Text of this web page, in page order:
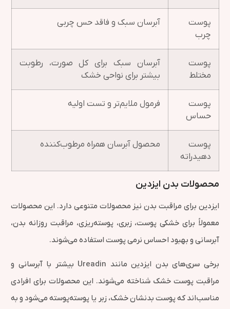
پوست
چرب
آبرسان سبک و فاقد حس چربی
پوست
مختلط
آبرسان سبک برای کل صورت، رطوبت
بیشتر برای نواحی خشک
پوست
حساس
فرمول ملایم‌تر و تست اولیه
پوست
دهیدراته
محصول آبرسان همراه مرطوب‌کننده
محصولات بدن ایزدین
ایزدین برای مراقبت بدن نیز محصولات متنوعی دارد. این محصولات
معمولاً برای خشکی پوست، زبری، پوسته‌ریزی، مراقبت روزانه بدن،
آبرسانی و بهبود احساس نرمی پوست استفاده می‌شوند.
برخی سری‌های بدن ایزدین مانند Ureadin بیشتر با آبرسانی و
مراقبت پوست خشک شناخته می‌شوند. این محصولات برای افرادی
مناسب‌اند که پوست بدنشان خشک، زبر یا پوسته‌پوسته می‌شود و به